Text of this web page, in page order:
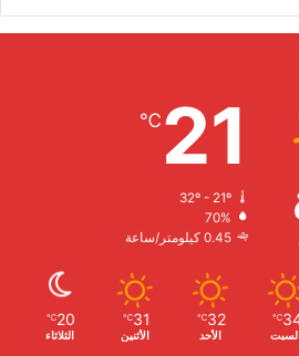
21
℃
32º - 21º
الرطوبة:
الرياح:0.45 كيلومتر/ساعة
℃
32
℃
الأحد
31
℃
الأثنين
20
℃
الثلاثاء